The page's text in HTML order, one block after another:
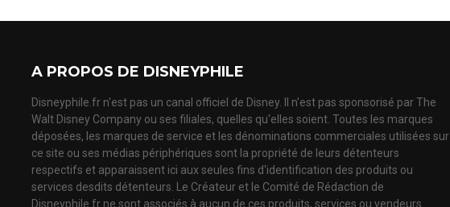
A PROPOS DE DISNEYPHILE
Disneyphile.fr n'est pas un canal officiel de Disney. Il n'est pas sponsorisé par The
Walt Disney Company ou ses filiales, quelles qu'elles soient. Toutes les marques
déposées, les marques de service et les dénominations commerciales utilisées sur
ce site ou ses médias périphériques sont la propriété de leurs détenteurs
respectifs et apparaissent ici aux seules fins d'identification des produits ou
services desdits détenteurs. Le Créateur et le Comité de Rédaction de
Disneyphile.fr ne sont associés à aucun de ces produits, services ou vendeurs